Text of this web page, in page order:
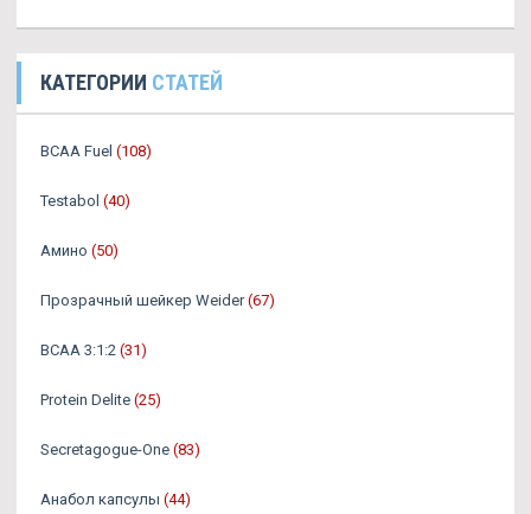
КАТЕГОРИИ СТАТЕЙ
BCAA Fuel (108)
Testabol (40)
Амино (50)
Прозрачный шейкер Weider (67)
BCAA 3:1:2 (31)
Protein Delite (25)
Secretagogue-One (83)
Анабол капсулы (44)